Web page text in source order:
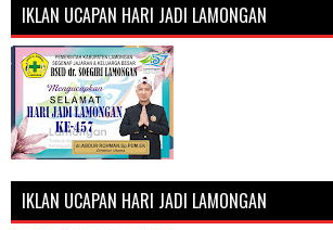
IKLAN UCAPAN HARI JADI LAMONGAN
IKLAN UCAPAN HARI JADI LAMONGAN